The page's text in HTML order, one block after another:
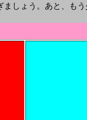
ましょう。あと、も